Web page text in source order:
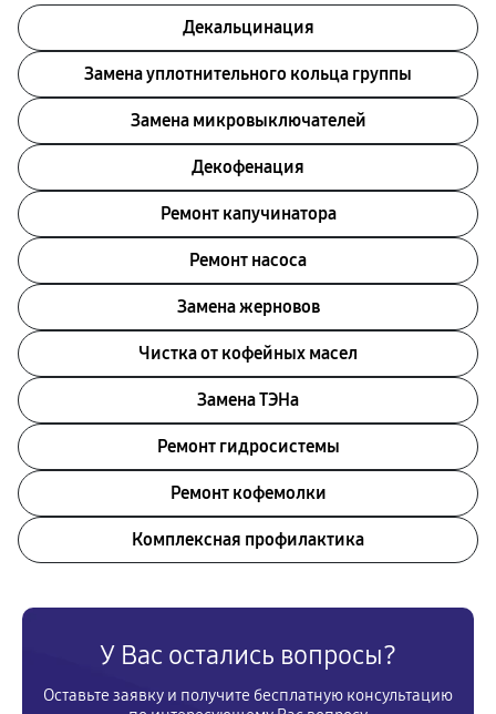
Декальцинация
Замена уплотнительного кольца группы
Замена микровыключателей
Декофенация
Ремонт капучинатора
Ремонт насоса
Замена жерновов
Чистка от кофейных масел
Замена ТЭНа
Ремонт гидросистемы
Ремонт кофемолки
Комплексная профилактика
У Вас остались вопросы?
Оставьте заявку и получите бесплатную консультацию